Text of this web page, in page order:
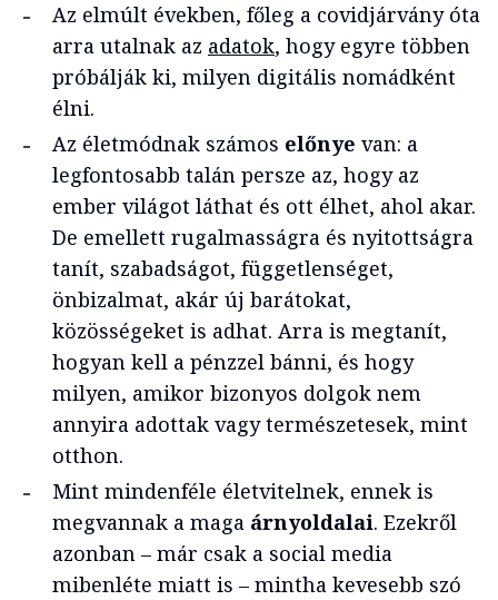
Az elmúlt években, főleg a covidjárvány óta
arra utalnak az adatok, hogy egyre többen
próbálják ki, milyen digitális nomádként
élni.
Az életmódnak számos előnye van: a
legfontosabb talán persze az, hogy az
ember világot láthat és ott élhet, ahol akar.
De emellett rugalmasságra és nyitottságra
tanít, szabadságot, függetlenséget,
önbizalmat, akár új barátokat,
közösségeket is adhat. Arra is megtanít,
hogyan kell a pénzzel bánni, és hogy
milyen, amikor bizonyos dolgok nem
annyira adottak vagy természetesek, mint
otthon.
Mint mindenféle életvitelnek, ennek is
megvannak a maga árnyoldalai. Ezekről
azonban – már csak a social media
mibenléte miatt is – mintha kevesebb szó